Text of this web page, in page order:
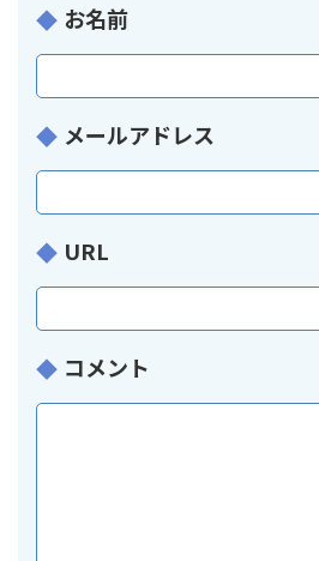
お名前
メールアドレス
URL
コメント